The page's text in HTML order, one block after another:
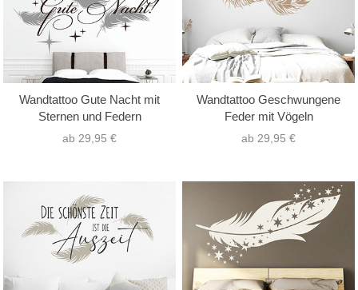
nur Motiv(42)
Text mit Motiv
Querformat(41)
Quadrat(1)
Wandtattoo Gute Nacht mit
Sternen und Federn
ab 29,95 €
Wandtattoo Geschwungene
Feder mit Vögeln
ab 29,95 €